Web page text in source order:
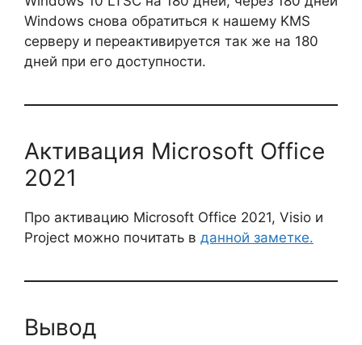
Windows снова обратиться к нашему KMS
серверу и переактивируется так же на 180
дней при его доступности.
Активация Microsoft Office
2021
Про активацию Microsoft Office 2021, Visio и
Project можно почитать в данной заметке.
Вывод